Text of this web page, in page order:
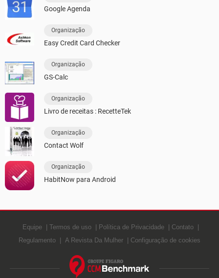
Google Agenda
Organização
Easy Credit Card Checker
Organização
GS-Calc
Organização
Livro de receitas : RecetteTek
Organização
Contact Wolf
Organização
HabitNow para Android
Equipe Termos de uso Política de Privacidade
Contato
Regulamento
A Revista Da Mulher Configuração de cookies